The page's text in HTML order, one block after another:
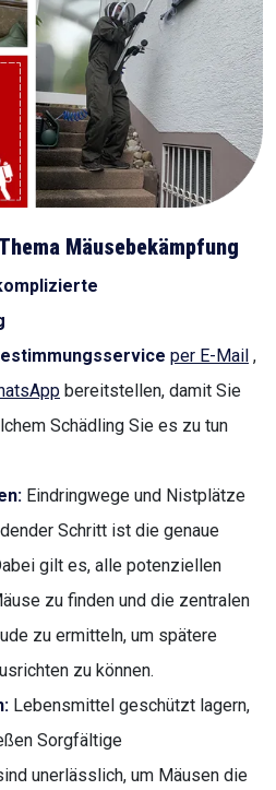
Mäusebekämpfung
per E-Mail ,
bereitstellen, damit Sie
Schädling Sie es zu tun
Eindringwege und Nistplätze
Schritt ist die genaue
gilt es, alle potenziellen
zu finden und die zentralen
zu ermitteln, um spätere
zu können.
Lebensmittel geschützt lagern,
Sorgfältige
unerlässlich, um Mäusen die